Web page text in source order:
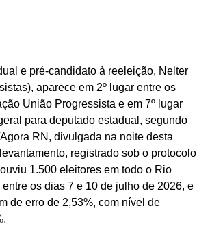
e pré-candidato à reeleição, Nelter
aparece em 2º lugar entre os
União Progressista e em 7º lugar
para deputado estadual, segundo
RN, divulgada na noite desta
registrado sob o protocolo
1.500 eleitores em todo o Rio
os dias 7 e 10 de julho de 2026, e
de erro de 2,53%, com nível de